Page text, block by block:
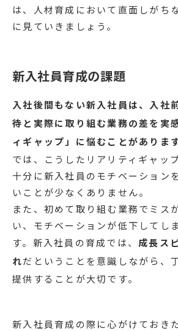
は、人材育成において直面しがち
に見ていきましょう。
新入社員育成の課題
入社後間もない新入社員は、入社
待と実際に取り組む業務の差を実
ィギャップ」に悩むことがありま
では、こうしたリアリティギャッ
十分に新入社員のモチベーション
いことが少なくありません。
また、初めて取り組む業務でミス
い、モチベーションが低下してし
す。新入社員の育成では、 成長ス
れだということを意識しながら、
提供することが大切です。
新入社員育成の際に心がけておき